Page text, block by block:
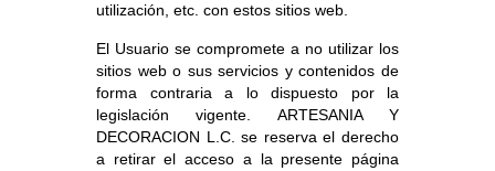
utilización, etc. con estos sitios web.
El Usuario se compromete a no utilizar los
sitios web o sus servicios y contenidos de
forma contraria a lo dispuesto por la
legislación vigente. ARTESANIA Y
DECORACION L.C. se reserva el derecho
a retirar el acceso a la presente página